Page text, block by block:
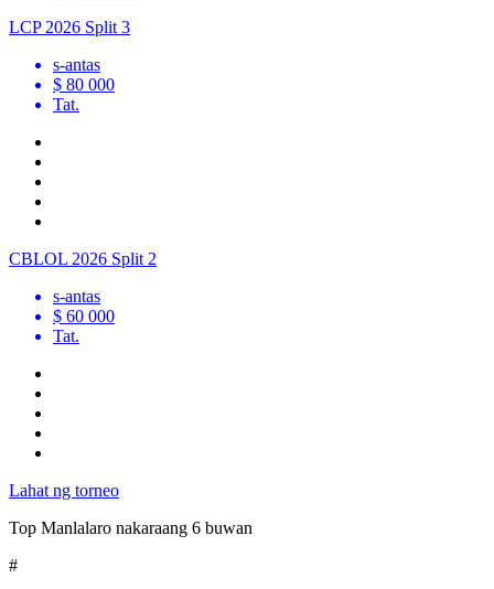
LCP 2026 Split 3
s-antas
$ 80 000
Tat.
CBLOL 2026 Split 2
s-antas
$ 60 000
Tat.
Lahat ng torneo
Top Manlalaro nakaraang 6 buwan
#